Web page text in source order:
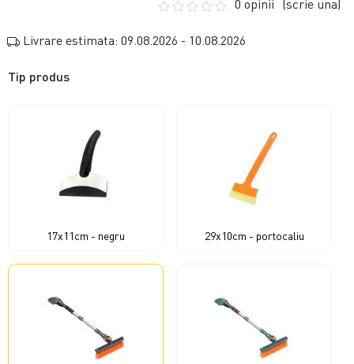
0 opinii (scrie una)
Livrare estimata: 09.08.2026 - 10.08.2026
Tip produs
17x11cm - negru 29x10cm - portocaliu